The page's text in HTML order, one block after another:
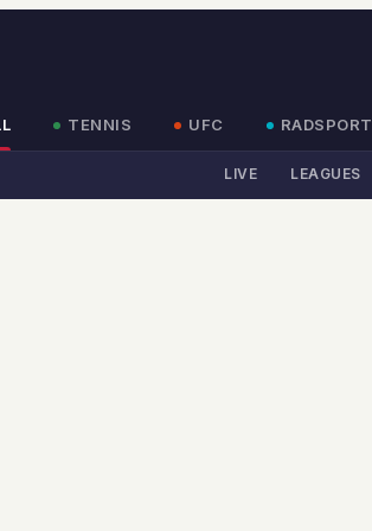
TENNIS UFC RADSPORT
LIVE LEAGUES